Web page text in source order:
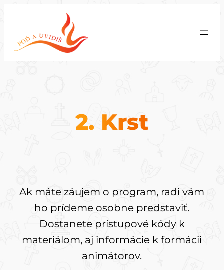
obsah
2. Krst
Ak máte záujem o program, radi vám
ho prídeme osobne predstaviť.
Dostanete prístupové kódy k
materiálom, aj informácie k formácii
animátorov.